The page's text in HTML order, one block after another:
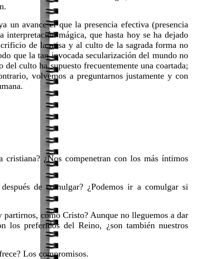
un avance el que la presencia efectiva (presencia
interpretación mágica, que hasta hoy se ha dejado
de la misa y al culto de la sagrada forma no
que la tan invocada secularización del mundo no
culto ha supuesto frecuentemente una coartada;
volvemos a preguntarnos justamente y con
cristiana? ¿Nos compenetran con los más íntimos
de comulgar? ¿Podemos ir a comulgar si
como Cristo? Aunque no lleguemos a dar
los preferidos del Reino, ¿son también nuestros
Los compromisos.